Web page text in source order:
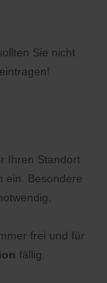
Sie nicht
Ihren Standort
ein. Besondere
frei und für
fällig.